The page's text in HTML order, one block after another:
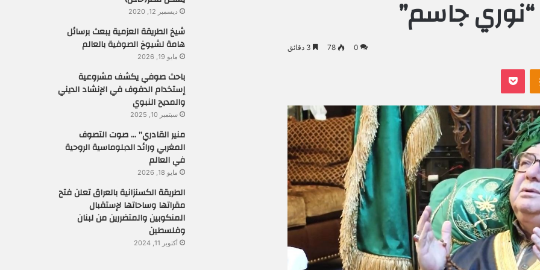
“نوري جاسم”
0
78
ديسمبر 12, 2020
شيخ الطريقة العزمية يبعث برسائل
هامة لشيوخ الصوفية بالعالم
مايو 19, 2026
باحث صوفي يكشف مشروعية
إستخدام الدفوف في الإنشاد الديني
والمديح النبوي
سبتمبر 10, 2025
منير القادري” … صوت التصوف
المغربي ورائد الدبلوماسية الروحية
في العالم
مايو 18, 2026
الطريقة الكسنزانية بالعراق تعلن فتح
مقراتها وساحاتها لإستقبال
المنكوبين والمتضررين من لبنان
وفلسطين
أكتوبر 11, 2024